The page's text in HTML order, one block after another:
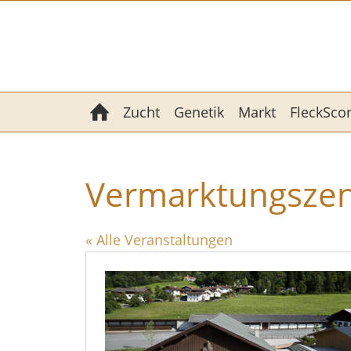
Zucht Genetik Markt
« Alle Veranstaltungen